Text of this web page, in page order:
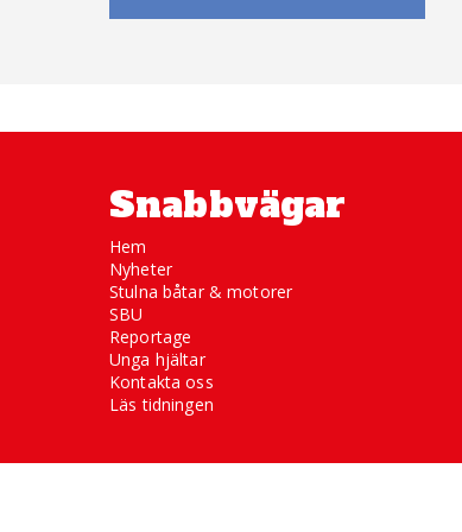
Snabbvägar
Hem
Nyheter
Stulna båtar & motorer
SBU
Reportage
Unga hjältar
Kontakta oss
Läs tidningen